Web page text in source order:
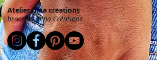
Atelier nina creations
bracelets nina Créations